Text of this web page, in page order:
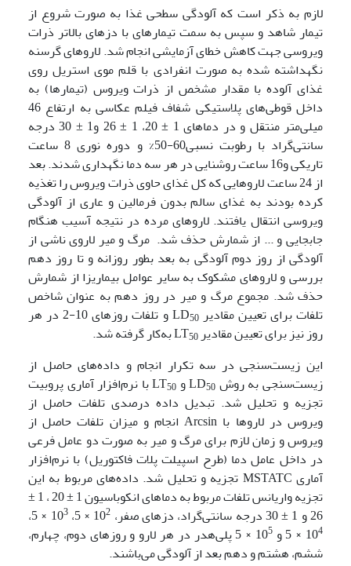
لازم به ذکر است که آلودگی سطحی غذا به صورت شروع از
تیمار شاهد و سپس به سمت تیمارهای با دزهای بالاتر ذرات
ویروسی جهت کاهش خطای آزمایشی انجام شد. لاروهای گرسنه
نگهداشته شده به صورت انفرادی با قلم موی استریل روی
غذای آلوده با مقدار مشخص از ذرات ویروس (تیمارها) به
داخل قوطی‌های پلاستیکی شفاف فیلم عکاسی به ارتفاع 46
میلی‌متر منتقل و در دماهای 1 ± 20، 1 ± 26 و1 ± 30 درجه
سانتی‌گراد با رطوبت نسبی60-50% و دوره نوری 8 ساعت
تاریکی و16 ساعت روشنایی در هر سه دما نگهداری شدند. بعد
از 24 ساعت لاروهایی که کل غذای حاوی ذرات ویروس را تغذیه
کرده بودند به غذای سالم بدون فرمالین و عاری از آلودگی
ویروسی انتقال یافتند. لاروهای مرده در نتیجه آسیب هنگام
جابجایی و ... از شمارش حذف شد. مرگ و میر لاروی ناشی از
آلودگی از روز دوم آلودگی به بعد بطور روزانه و تا روز دهم
بررسی و لاروهای مشکوک به سایر عوامل بیماریزا از شمارش
حذف شد. مجموع مرگ و میر در روز دهم به عنوان شاخص
تلفات برای تعیین مقادیر LD50
و تلفات روزهای 10-2 در هر
روز نیز برای تعیین مقادیر LT 50
به‌کار گرفته شد.
این زیست‌سنجی در سه تکرار انجام و داده‌های حاصل از
زیست‌سنجی به روش LD 50 و LT 50
با نرم‌افزار آماری پروبیت
تجزیه و تحلیل شد. تبدیل داده درصدی تلفات حاصل از
ویروس در لاروها با Arcsin انجام و میزان تلفات حاصل از
ویروس و زمان لازم برای مرگ و میر به صورت دو عامل فرعی
در داخل عامل دما (طرح اسپیلت پلات فاکتوریل) با نرم‌افزار
آماری MSTATC تجزیه و تحلیل شد. داده‌های مربوط به این
تجزیه واریانس تلفات مربوط به دماهای انکوباسیون 1 ± 20 ، 1 ±
26 و 1 ± 30 درجه سانتی‌گراد، دزهای صفر، 10
2 × 5، 10 3
× 5،
104 × 5 و 10 5
× 5 پلی‌هدر در هر لارو و روزهای دوم، چهارم،
ششم، هشتم و دهم بعد از آلودگی می‌باشند.